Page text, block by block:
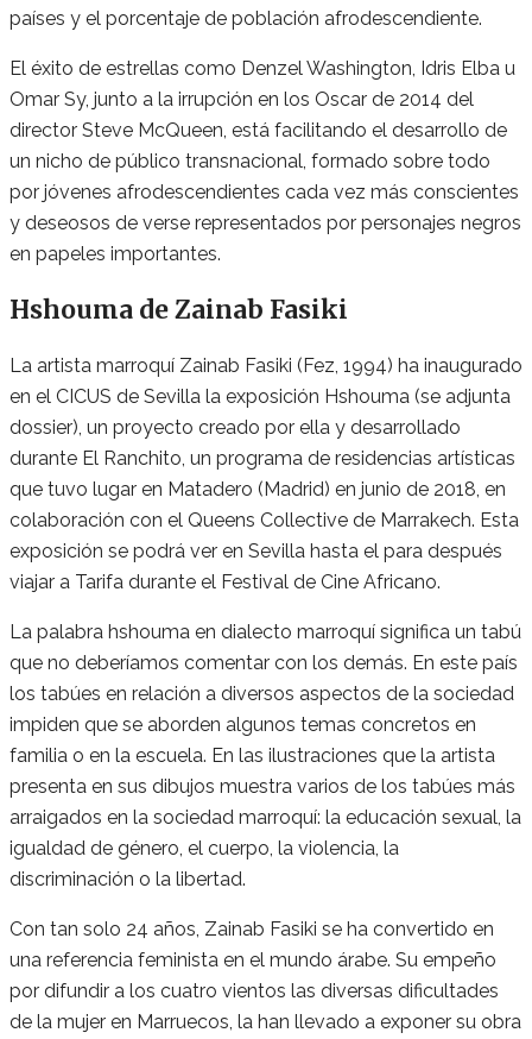
países y el porcentaje de población afrodescendiente.
El éxito de estrellas como Denzel Washington, Idris Elba u
Omar Sy, junto a la irrupción en los Oscar de 2014 del
director Steve McQueen, está facilitando el desarrollo de
un nicho de público transnacional, formado sobre todo
por jóvenes afrodescendientes cada vez más conscientes
y deseosos de verse representados por personajes negros
en papeles importantes.
Hshouma de Zainab Fasiki
La artista marroquí Zainab Fasiki (Fez, 1994) ha inaugurado
en el CICUS de Sevilla la exposición Hshouma (se adjunta
dossier), un proyecto creado por ella y desarrollado
durante El Ranchito, un programa de residencias artísticas
que tuvo lugar en Matadero (Madrid) en junio de 2018, en
colaboración con el Queens Collective de Marrakech. Esta
exposición se podrá ver en Sevilla hasta el para después
viajar a Tarifa durante el Festival de Cine Africano.
La palabra hshouma en dialecto marroquí significa un tabú
que no deberíamos comentar con los demás. En este país
los tabúes en relación a diversos aspectos de la sociedad
impiden que se aborden algunos temas concretos en
familia o en la escuela. En las ilustraciones que la artista
presenta en sus dibujos muestra varios de los tabúes más
arraigados en la sociedad marroquí: la educación sexual, la
igualdad de género, el cuerpo, la violencia, la
discriminación o la libertad.
Con tan solo 24 años, Zainab Fasiki se ha convertido en
una referencia feminista en el mundo árabe. Su empeño
por difundir a los cuatro vientos las diversas dificultades
de la mujer en Marruecos, la han llevado a exponer su obra